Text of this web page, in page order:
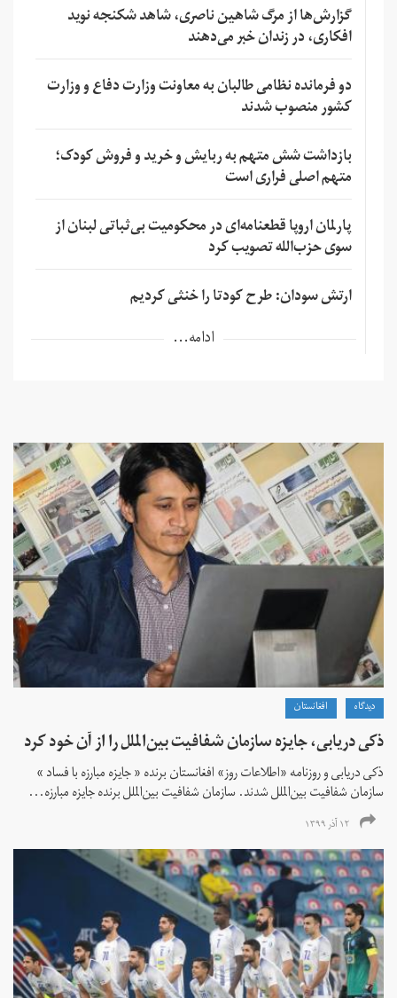
گزارش‌ها از مرگ شاهین ناصری، شاهد شکنجه نوید
افکاری، در زندان خبر می‌دهند
دو فرمانده نظامی طالبان به معاونت وزارت دفاع و وزارت
کشور منصوب شدند
بازداشت شش متهم به ربایش و خرید و فروش کودک؛
متهم اصلی فراری است
پارلمان اروپا قطعنامه‌ای در محکومیت بی‌ثباتی لبنان از
سوی حزب‌الله تصویب کرد
ارتش سودان: طرح کودتا را خنثی کردیم
ادامه...
دیدگاه افغانستان
ذکی دریابی، جایزه سازمان شفافیت بین‌الملل را از آن خود کرد
ذکی دریابی و روزنامه «اطلاعات‌ روز» افغانستان برنده « جایزه مبارزه با فساد »
سازمان شفافیت بین‌الملل شدند. سازمان شفافیت بین‌الملل برنده جایزه مبارزه...
۱۲ آذر ۱۳۹۹